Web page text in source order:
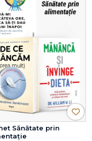
Sănătate prin